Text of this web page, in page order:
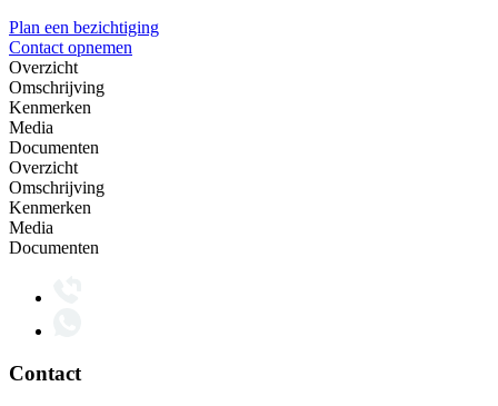
Plan een bezichtiging
Contact opnemen
Overzicht
Omschrijving
Kenmerken
Media
Documenten
Overzicht
Omschrijving
Kenmerken
Media
Documenten
Contact